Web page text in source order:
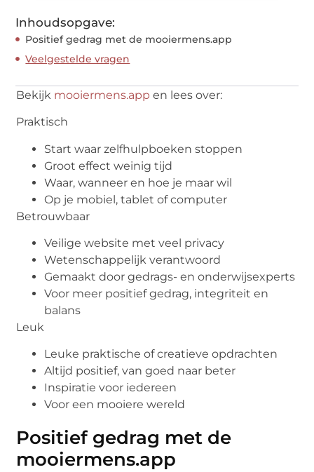
Inhoudsopgave:
Positief gedrag met de mooiermens.app
Veelgestelde vragen
Bekijk mooiermens.app en lees over:
Praktisch
Start waar zelfhulpboeken stoppen
Groot effect weinig tijd
Waar, wanneer en hoe je maar wil
Op je mobiel, tablet of computer
Betrouwbaar
Veilige website met veel privacy
Wetenschappelijk verantwoord
Gemaakt door gedrags- en onderwijsexperts
Voor meer positief gedrag, integriteit en
balans
Leuk
Leuke praktische of creatieve opdrachten
Altijd positief, van goed naar beter
Inspiratie voor iedereen
Voor een mooiere wereld
Positief gedrag met de
mooiermens.app